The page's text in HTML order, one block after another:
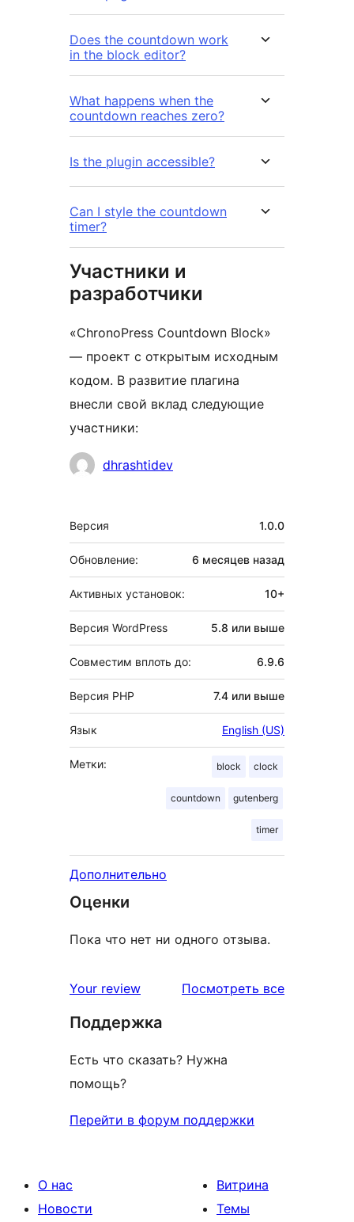
Does the countdown work
in the block editor?
What happens when the
countdown reaches zero?
Is the plugin accessible?
Can I style the countdown
timer?
Участники и
разработчики
«ChronoPress Countdown Block»
— проект с открытым исходным
кодом. В развитие плагина
внесли свой вклад следующие
участники:
Участникиdhrashtidev
Мета
Версия 1.0.0
Обновление: 6 месяцев назад
Активных установок: 10+
Версия WordPress 5.8 или выше
Совместим вплоть до: 6.9.6
Версия PHP 7.4 или выше
Язык English (US)
Метки: block clock
countdown gutenberg
timer
Дополнительно
Оценки
Пока что нет ни одного отзыва.
Your review Посмотреть всеотзывы
Поддержка
Есть что сказать? Нужна
помощь?
Перейти в форум поддержки
О нас
Новости
Витрина
Темы